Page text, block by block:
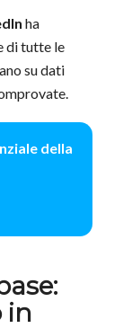
ha
di tutte le
su dati
della
in